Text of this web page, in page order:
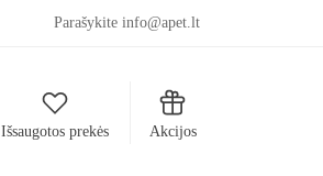
Parašykite info@apet.lt
Išsaugotos prekės Akcijos